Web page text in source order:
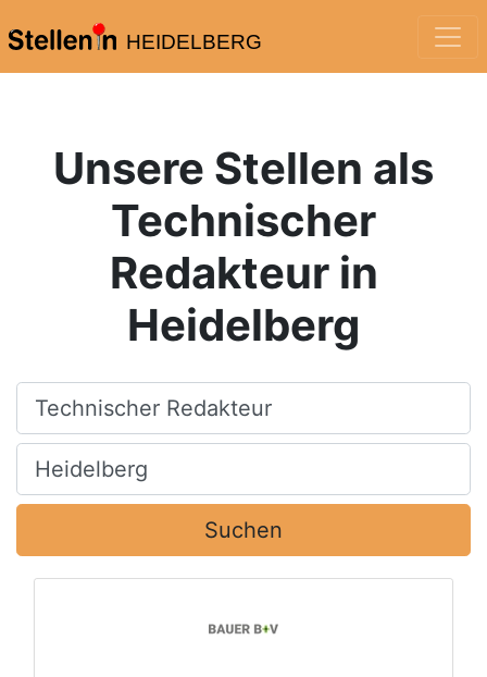
HEIDELBERG
Unsere Stellen als
Technischer
Redakteur in
Heidelberg
Beruf, Fachrichtung, Firma
Ort, Stadt
Suchen